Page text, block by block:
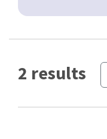
2 results